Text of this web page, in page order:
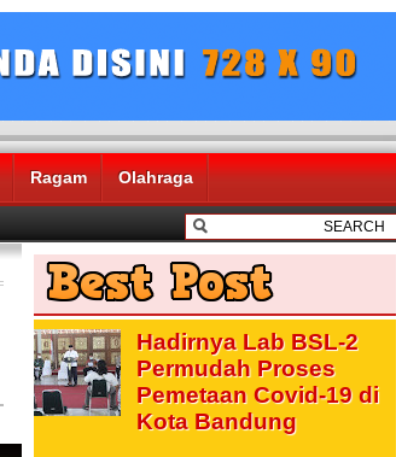
Ragam Olahraga
Hadirnya Lab BSL-2
Permudah Proses
Pemetaan Covid-19 di
Kota Bandung